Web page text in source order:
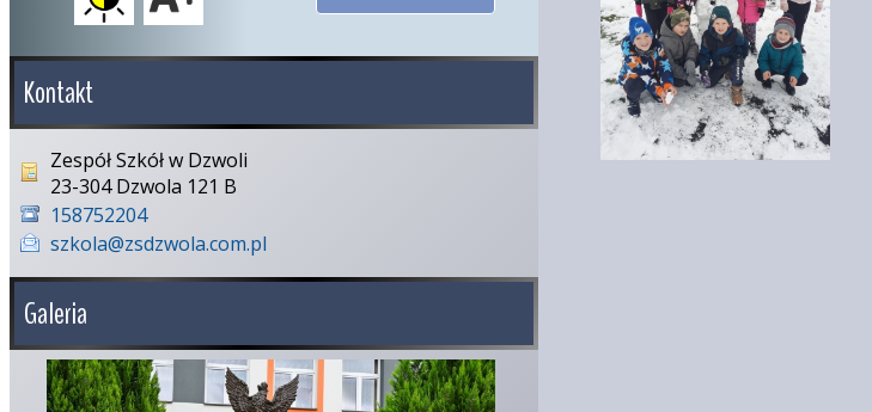
Kontakt
Zespół Szkół w Dzwoli
23-304 Dzwola 121 B
158752204
szkola@zsdzwola.com.pl
Galeria